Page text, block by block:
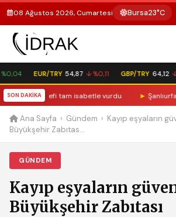
08 Ağustos 2026, Cumartesi Bursa23°C
EUR/TRY 54,87 ↓ %0,11 GBP/TRY 64,12 ↓
SON DAKİKA
hedefi tam isabetle vurdu Şanlıurfa'da
Ana Sayfa › Gündem › Kayıp eşyaların
Büyükşehir Zabıtas...
GÜNDEM
Kayıp eşyaların
Büyükşehir Zabıtası